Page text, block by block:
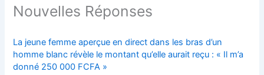
Nouvelles Réponses
La jeune femme aperçue en direct dans les bras d’un
homme blanc révèle le montant qu’elle aurait reçu : « Il m’a
donné 250 000 FCFA »